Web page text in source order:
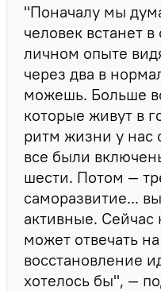
"Поначалу мы
человек встанет
личном опыте
через два в
можешь. Больше
которые живут в
ритм жизни у нас
все были
шести. Потом —
саморазвитие...
активные. Сейчас
может отвечать
восстановление
хотелось бы", —